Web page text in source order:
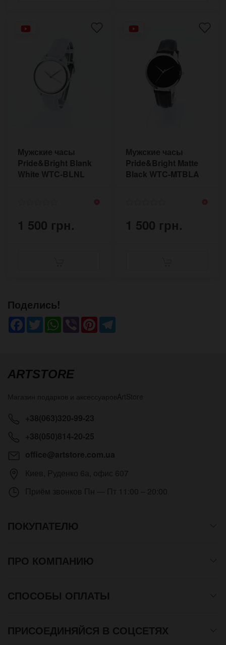
Мужские часы
Pride&Bright Blank
White WTC-BLNL
1 500 грн.
Мужские часы
Pride&Bright Matte
Black WTC-MTBLA
1 500 грн.
Поделись!
Facebook
TwitterWhatsApp
ViberPinterest
ARTSTORE
ПОКУПАТЕЛЮ
ПРО КОМПАНИЮ
СПОСОБЫ ОПЛАТЫ
ПРИСОЕДИНЯЙСЯ В СОЦСЕТЯХ